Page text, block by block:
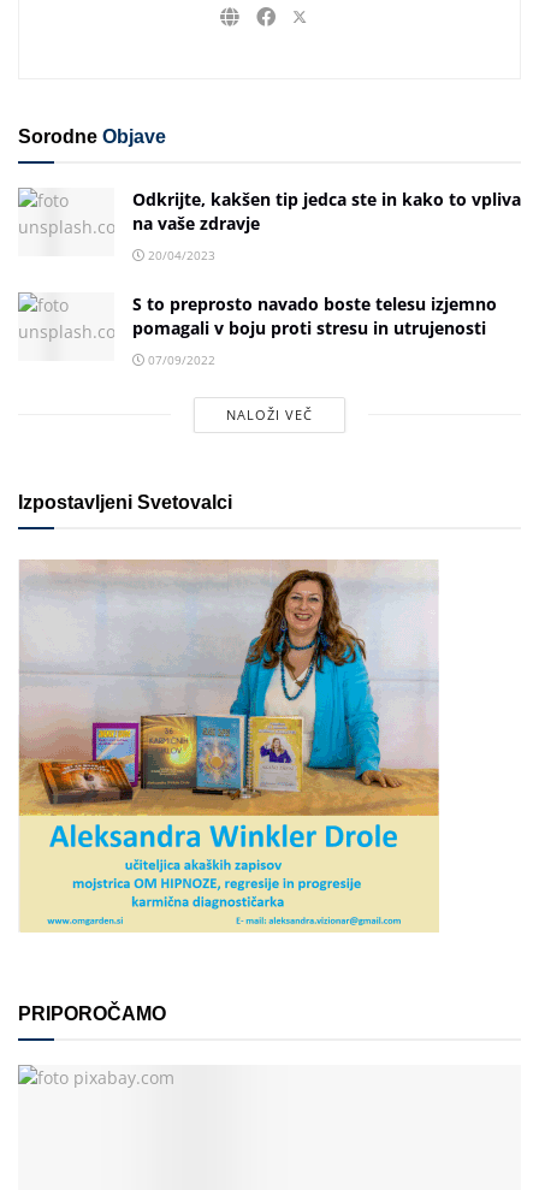
Sorodne Objave
Odkrijte, kakšen tip jedca ste in kako to vpliva
na vaše zdravje
20/04/2023
S to preprosto navado boste telesu izjemno
pomagali v boju proti stresu in utrujenosti
07/09/2022
NALOŽI VEČ
Izpostavljeni Svetovalci
PRIPOROČAMO